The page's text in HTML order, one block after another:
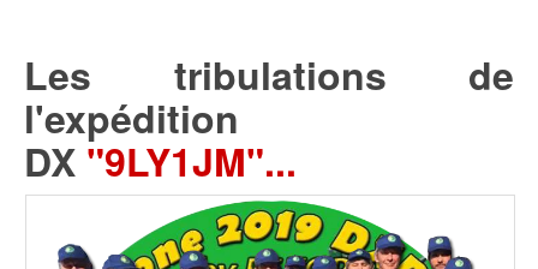
Les tribulations de
l'expédition
DX "9LY1JM"...